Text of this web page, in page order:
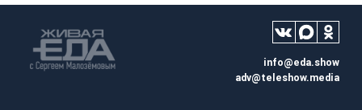
info@eda.show
adv@teleshow.media